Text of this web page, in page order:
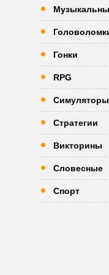
Гонки
RPG
Симуляторы
Стратегии
Викторины
Словесные
Спорт